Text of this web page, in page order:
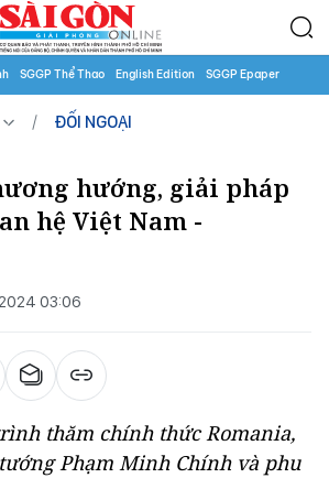
SGGP Thể Thao English Edition SGGP Epaper
ĐỐI NGOẠI
hướng, giải pháp
hệ Việt Nam -
03:06
thăm chính thức Romania,
Phạm Minh Chính và phu